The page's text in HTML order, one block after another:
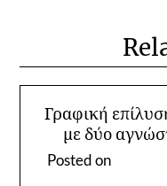
Γραφική
με δύο
Posted on